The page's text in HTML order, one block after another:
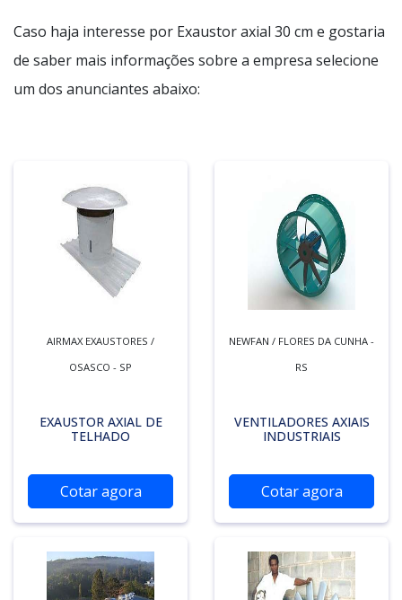
Caso haja interesse por Exaustor axial 30 cm e gostaria
de saber mais informações sobre a empresa selecione
um dos anunciantes abaixo:
AIRMAX EXAUSTORES /
OSASCO - SP
EXAUSTOR AXIAL DE
TELHADO
Cotar agora
NEWFAN / FLORES DA CUNHA -
RS
VENTILADORES AXIAIS
INDUSTRIAIS
Cotar agora